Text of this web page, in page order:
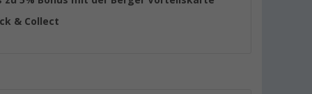
& Collect